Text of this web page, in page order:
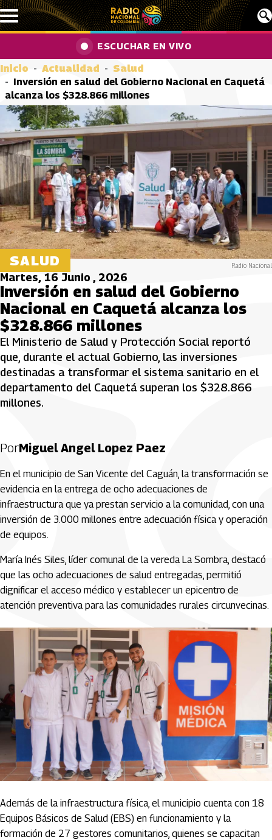
Pasar al contenido principal
ESCUCHAR EN VIVO
Inicio Actualidad
Salud
Inversión en salud del Gobierno Nacional en Caquetá
alcanza los $328.866 millones
SALUD Radio Nacional
Martes, 16 Junio , 2026
Inversión en salud del Gobierno
Nacional en Caquetá alcanza los
$328.866 millones
El Ministerio de Salud y Protección Social reportó
que, durante el actual Gobierno, las inversiones
destinadas a transformar el sistema sanitario en el
departamento del Caquetá superan los $328.866
millones.
PorMiguel Angel Lopez Paez
En el municipio de San Vicente del Caguán, la transformación se
evidencia en la entrega de ocho adecuaciones de
infraestructura que ya prestan servicio a la comunidad, con una
inversión de 3.000 millones entre adecuación física y operación
de equipos.
María Inés Siles, líder comunal de la vereda La Sombra, destacó
que las ocho adecuaciones de salud entregadas, permitió
dignificar el acceso médico y establecer un epicentro de
atención preventiva para las comunidades rurales circunvecinas.
Además de la infraestructura física, el municipio cuenta con 18
Equipos Básicos de Salud (EBS) en funcionamiento y la
formación de 27 gestores comunitarios, quienes se capacitan